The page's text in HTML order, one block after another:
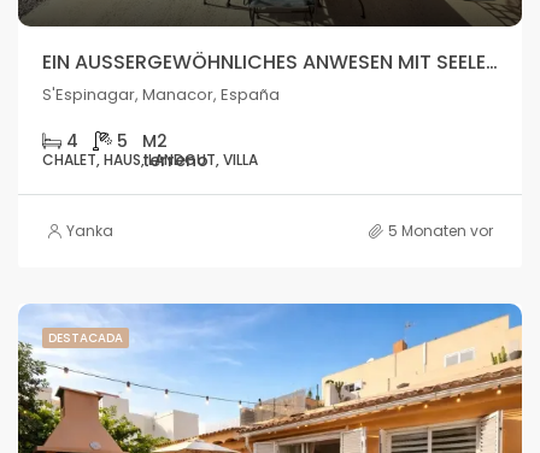
EIN AUSSERGEWÖHNLICHES ANWESEN MIT SEELE, WO DIE NATUR AUF DAS MEER TRIFFT
S'Espinagar, Manacor, España
4 5
CHALET, HAUS, LANDGUT, VILLA
Yanka 5 Monaten vor
DESTACADA